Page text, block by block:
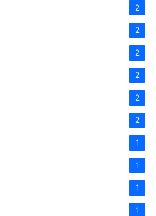
2
2
2
2
2
2
1
1
1
1